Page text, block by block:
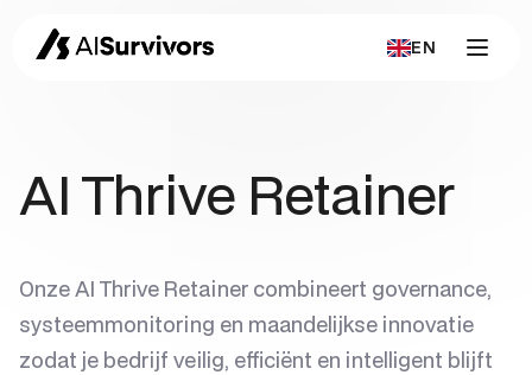
EN
AI Thrive Retainer
Onze AI Thrive Retainer combineert governance,
systeemmonitoring en maandelijkse innovatie
zodat je bedrijf veilig, efficiënt en intelligent blijft